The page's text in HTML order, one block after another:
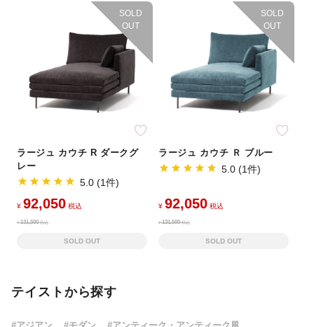
SOLD
OUT
ラージュ カウチ R ダークグ
レー
5.0 (1件)
¥ 92,050 税込
¥131,500税込
SOLD OUT
SOLD
OUT
ラージュ カウチ Ｒ ブルー
5.0 (1件)
¥ 92,050 税込
¥131,500税込
SOLD OUT
テイストから探す